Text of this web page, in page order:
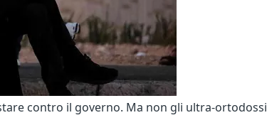
contro il governo. Ma non gli ultra-ortodossi